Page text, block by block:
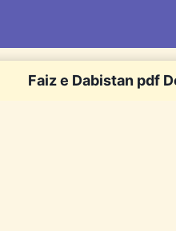
Faiz e Dabistan pdf